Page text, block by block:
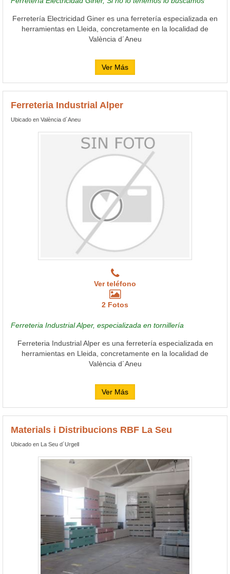
Ferretería Electricidad Giner es una ferretería especializada en
herramientas en Lleida, concretamente en la localidad de
València d´Aneu
Ver Más
Ferreteria Industrial Alper
Ubicado en València d´Aneu
Ver teléfono
2 Fotos
Ferreteria Industrial Alper, especializada en tornillería
Ferreteria Industrial Alper es una ferretería especializada en
herramientas en Lleida, concretamente en la localidad de
València d´Aneu
Ver Más
Materials i Distribucions RBF La Seu
Ubicado en La Seu d´Urgell